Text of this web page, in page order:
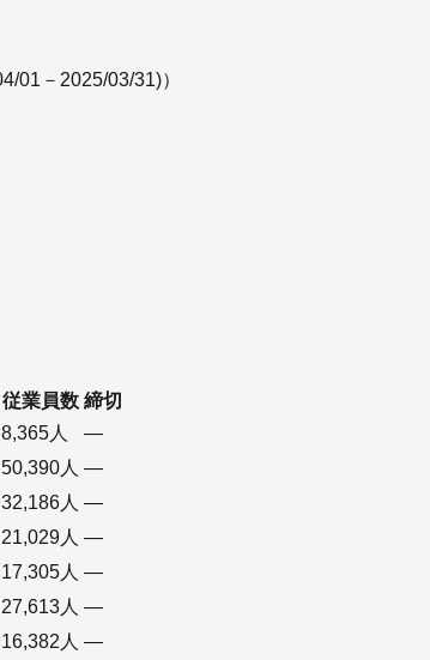
01－2025/03/31)）
従業員数 締切
8,365人
—
50,390人 —
32,186人 —
21,029人 —
17,305人 —
27,613人 —
16,382人 —